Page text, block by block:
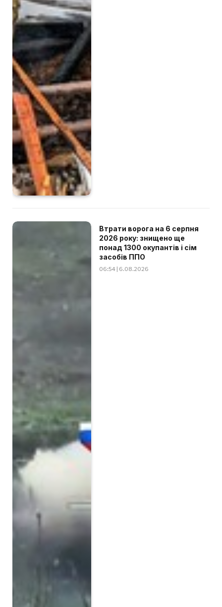
Втрати ворога на 6 серпня
2026 року: знищено ще
понад 1300 окупантів і сім
засобів ППО
06:54 | 6.08.2026